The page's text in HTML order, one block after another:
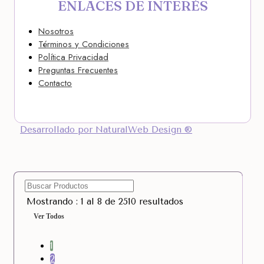
ENLACES DE INTERÉS
Nosotros
Términos y Condiciones
Política Privacidad
Preguntas Frecuentes
Contacto
Desarrollado por NaturalWeb Design ®
Mostrando : 1 al 8 de 2510 resultados
Ver Todos
1
2